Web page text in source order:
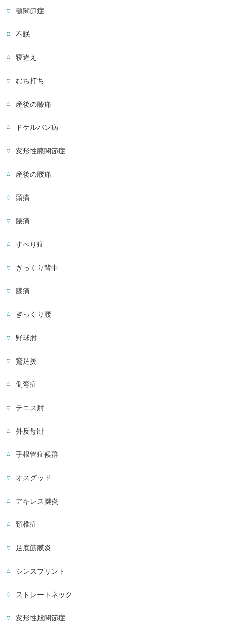
顎関節症
不眠
寝違え
むち打ち
産後の膝痛
ドケルバン病
変形性膝関節症
産後の腰痛
頭痛
腰痛
すべり症
ぎっくり背中
膝痛
ぎっくり腰
野球肘
鵞足炎
側弯症
テニス肘
外反母趾
手根管症候群
オスグッド
アキレス腱炎
頚椎症
足底筋膜炎
シンスプリント
ストレートネック
変形性股関節症